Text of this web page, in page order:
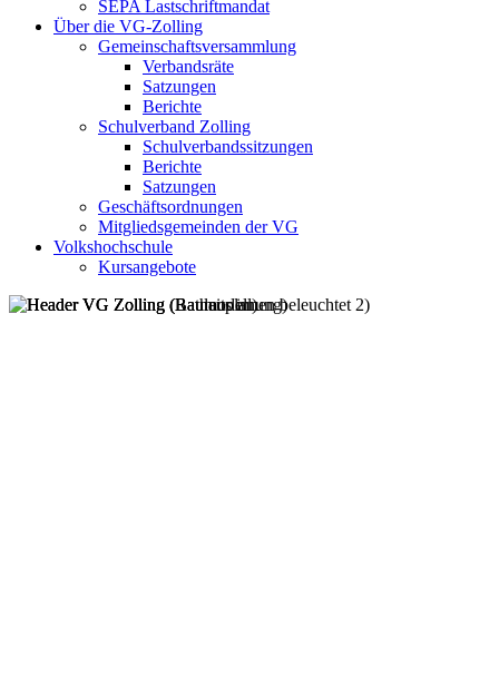
SEPA Lastschriftmandat
Über die VG-Zolling
Gemeinschaftsversammlung
Verbandsräte
Satzungen
Berichte
Schulverband Zolling
Schulverbandssitzungen
Berichte
Satzungen
Geschäftsordnungen
Mitgliedsgemeinden der VG
Volkshochschule
Kursangebote